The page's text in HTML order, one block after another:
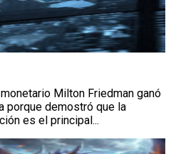
Milton Friedman ganó
porque demostró que la
es el principal...